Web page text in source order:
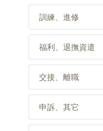
訓練、進修
福利、退撫資遣
交接、離職
申訴、其它